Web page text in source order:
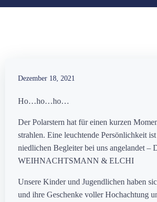
Dezember 18, 2021
Ho…ho…ho…
Der Polarstern hat für einen kurzen
strahlen. Eine leuchtende Persönlichkeit
niedlichen Begleiter bei uns angelandet –
WEIHNACHTSMANN & ELCHI
Unsere Kinder und Jugendlichen haben
und ihre Geschenke voller Hochachtung